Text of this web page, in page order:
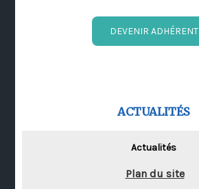
DEVENIR ADHÉRENT
ACTUALITÉS
Actualités
Plan du site